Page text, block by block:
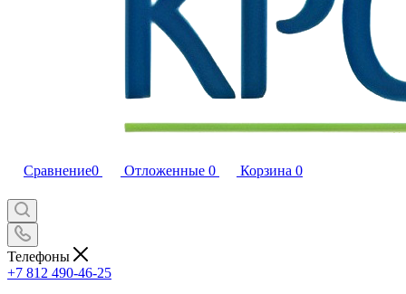
Сравнение0 Отложенные 0 Корзина 0
Телефоны
+7 812 490-46-25